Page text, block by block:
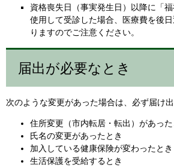
資格喪失日（事実発生日）以降に「
使用して受診した場合、医療費を後
りますのでご注意ください。
届出が必要なとき
次のような変更があった場合は、必ず届け出
住所変更（市内転居・転出）があった
氏名の変更があったとき
加入している健康保険が変わったとき
生活保護を受給するとき